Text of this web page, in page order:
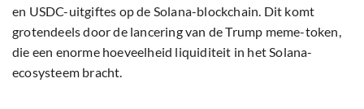
en USDC-uitgiftes op de Solana-blockchain. Dit komt
grotendeels door de lancering van de Trump meme-token,
die een enorme hoeveelheid liquiditeit in het Solana-
ecosysteem bracht.